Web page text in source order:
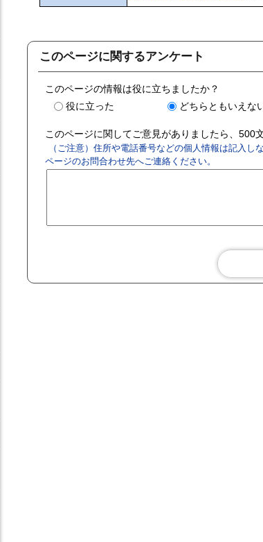
このページに関するアンケート
このページの情報は役に立ちましたか？
役に立った
どちらともいえな
このページに関してご意見がありましたら、500
（ご注意）住所や電話番号などの個人情報は記入
ページのお問合わせ先へご連絡ください。